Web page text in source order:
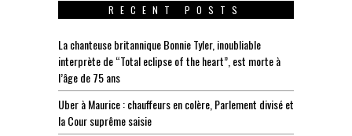
RECENT POSTS
La chanteuse britannique Bonnie Tyler, inoubliable
interprète de “Total eclipse of the heart”, est morte à
l’âge de 75 ans
Uber à Maurice : chauffeurs en colère, Parlement divisé et
la Cour suprême saisie